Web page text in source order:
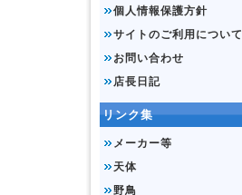
個人情報保護方針
サイトのご利用について
お問い合わせ
店長日記
リンク集
メーカー等
天体
野鳥